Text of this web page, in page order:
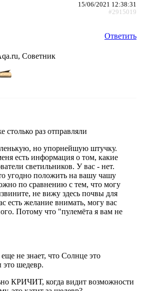
15/06/2021 12:38:31
#2915019
Ответить
Советник
столько раз отправляли
но упорнейшую штучку.
есть информация о том, какие
светильников. У вас - нет.
угодно положить на вашу чашу
по сравнению с тем, что могу
не вижу здесь почвы для
есть желание внимать, могу вас
Потому что "пулемёта я вам не
не знает, что Солнце это
шедевр.
КРИЧИТ, когда видит возможности